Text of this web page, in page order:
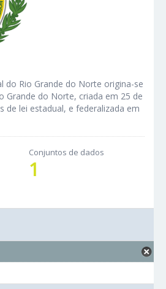
do Rio Grande do Norte origina-se
Grande do Norte, criada em 25 de
de lei estadual, e federalizada em
Conjuntos de dados
1